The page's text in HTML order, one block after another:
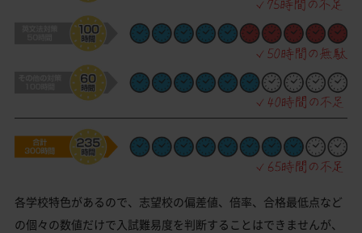
各学校特色があるので、志望校の偏差値、倍率、合格最低点など
の個々の数値だけで入試難易度を判断することはできませんが、